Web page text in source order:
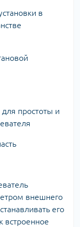
в
простоты и
внешнего
его
встроенное